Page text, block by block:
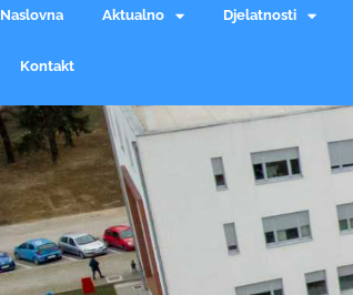
Naslovna Aktualno Djelatnosti
Kontakt